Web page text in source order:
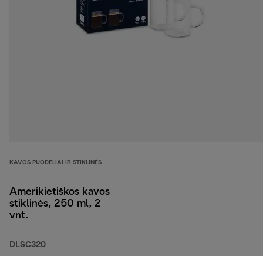
KAVOS PUODELIAI IR STIKLINĖS
Amerikietiškos kavos
stiklinės, 250 ml, 2
vnt.
DLSC320